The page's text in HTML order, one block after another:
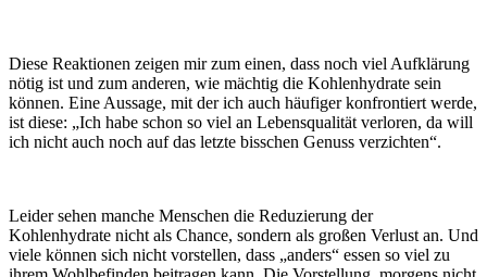
Diese Reaktionen zeigen mir zum einen, dass noch viel Aufklärung
nötig ist und zum anderen, wie mächtig die Kohlenhydrate sein
können. Eine Aussage, mit der ich auch häufiger konfrontiert werde,
ist diese: „Ich habe schon so viel an Lebensqualität verloren, da will
ich nicht auch noch auf das letzte bisschen Genuss verzichten“.
Leider sehen manche Menschen die Reduzierung der
Kohlenhydrate nicht als Chance, sondern als großen Verlust an. Und
viele können sich nicht vorstellen, dass „anders“ essen so viel zu